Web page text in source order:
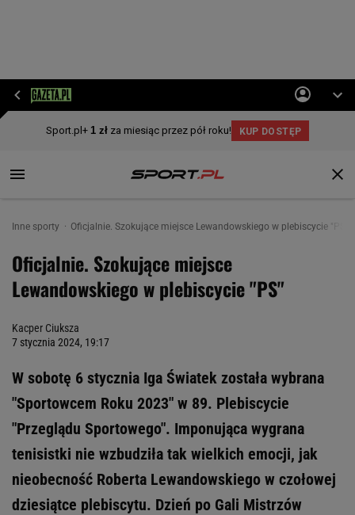
Inne sporty Oficjalnie. Szokujące miejsce Lewandowskiego w plebiscycie "PS"
Oficjalnie. Szokujące miejsce
Lewandowskiego w plebiscycie "PS"
Kacper Ciuksza
7 stycznia 2024, 19:17
W sobotę 6 stycznia Iga Światek została wybrana
"Sportowcem Roku 2023" w 89. Plebiscycie
"Przeglądu Sportowego". Imponująca wygrana
tenisistki nie wzbudziła tak wielkich emocji, jak
nieobecność Roberta Lewandowskiego w czołowej
dziesiątce plebiscytu. Dzień po Gali Mistrzów